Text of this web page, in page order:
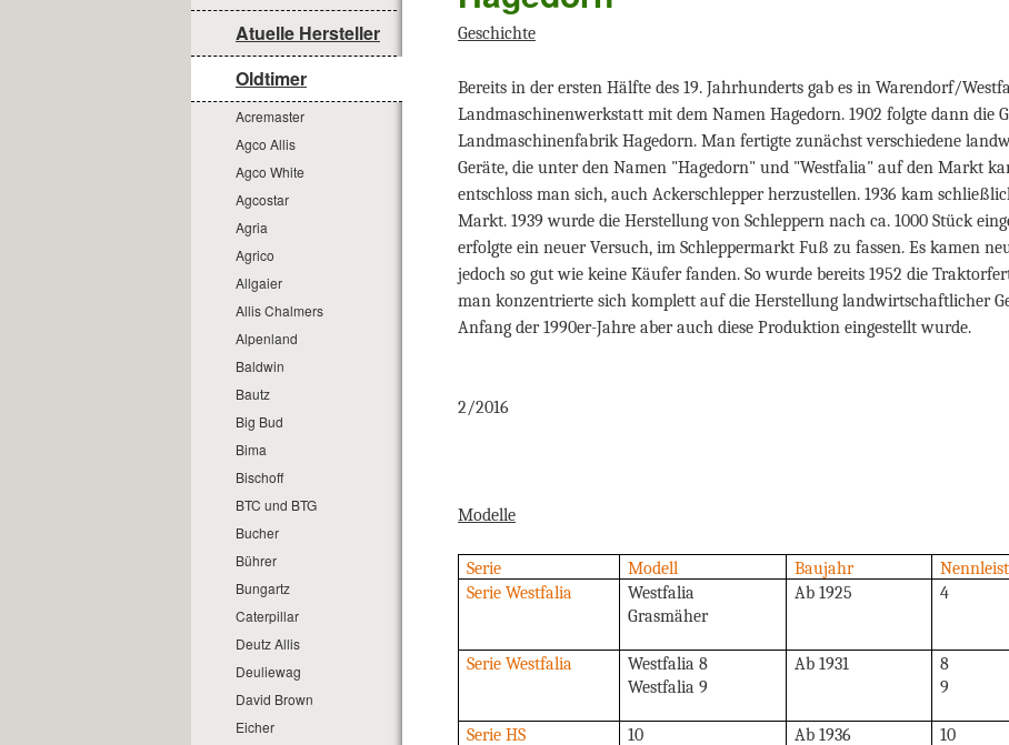
Atuelle Hersteller
Oldtimer
Acremaster
Agco Allis
Agco White
Agcostar
Agria
Agrico
Allgaier
Allis Chalmers
Alpenland
Baldwin
Bautz
Big Bud
Bima
Bischoff
BTC und BTG
Bucher
Bührer
Bungartz
Caterpillar
Deutz Allis
Deuliewag
David Brown
Eicher
Geschichte
Bereits in der ersten Hälfte des 19. Jahrhunderts gab es in Warendorf/
Landmaschinenwerkstatt mit dem Namen Hagedorn. 1902 folgte dann die
Landmaschinenfabrik Hagedorn. Man fertigte zunächst verschiedene
Geräte, die unter den Namen "Hagedorn" und "Westfalia" auf den Markt
entschloss man sich, auch Ackerschlepper herzustellen. 1936 kam
Markt. 1939 wurde die Herstellung von Schleppern nach ca. 1000 Stück
erfolgte ein neuer Versuch, im Schleppermarkt Fuß zu fassen. Es kamen
jedoch so gut wie keine Käufer fanden. So wurde bereits 1952 die
man konzentrierte sich komplett auf die Herstellung landwirtschaftlicher
Anfang der 1990er-Jahre aber auch diese Produktion eingestellt wurde.
2/2016
Modelle
Serie Modell Baujahr
Serie Westfalia
Westfalia
Grasmäher
Ab 1925 4
Serie Westfalia
Westfalia 8
Westfalia 9
Ab 1931
8
9
Serie HS
10
Ab 1936
10